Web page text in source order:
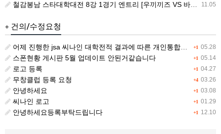
11.05
철감봉남 스타대학대전 8강 1경기 엔트리 [우끼끼즈 VS 바스포드]
+ 건의/수정요청
+1 05.28
어제 진행한 jsa 씨나인 대학전적 결과에 따른 개인통합랭킹 전적이 갱신이 안됩니다.
+1 05.14
스폰현황 게시판 5월 업데이트 안된거같습니다
+1 04.27
로고 등록
+4 03.26
무창클럽 등록 요청
+1 03.08
안녕하세요
+1 01.29
씨나인 로고
+1 12.10
안녕하세요등록부탁드립니다